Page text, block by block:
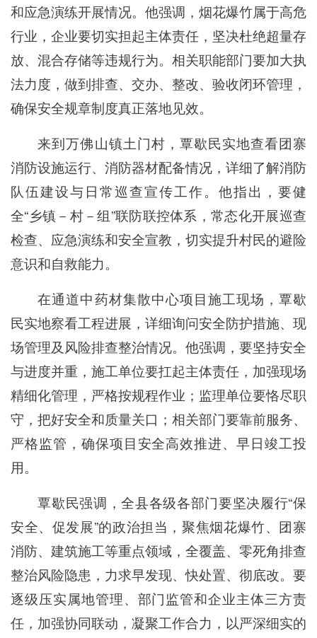
和应急演练开展情况。他强调，烟花爆竹属于高危
行业，企业要切实担起主体责任，坚决杜绝超量存
放、混合存储等违规行为。相关职能部门要加大执
法力度，做到排查、交办、整改、验收闭环管理，
确保安全规章制度真正落地见效。
来到万佛山镇土门村，覃歇民实地查看团寨
消防设施运行、消防器材配备情况，详细了解消防
队伍建设与日常巡查宣传工作。他指出，要健
全“乡镇－村－组”联防联控体系，常态化开展巡查
检查、应急演练和安全宣教，切实提升村民的避险
意识和自救能力。
在通道中药材集散中心项目施工现场，覃歇
民实地察看工程进展，详细询问安全防护措施、现
场管理及风险排查整治情况。他强调，要坚持安全
与进度并重，施工单位要扛起主体责任，加强现场
精细化管理，严格按规程作业；监理单位要恪尽职
守，把好安全和质量关口；相关部门要靠前服务、
严格监管，确保项目安全高效推进、早日竣工投
用。
覃歇民强调，全县各级各部门要坚决履行“保
安全、促发展”的政治担当，聚焦烟花爆竹、团寨
消防、建筑施工等重点领域，全覆盖、零死角排查
整治风险隐患，力求早发现、快处置、彻底改。要
逐级压实属地管理、部门监管和企业主体三方责
任，加强协同联动，凝聚工作合力，以严深细实的